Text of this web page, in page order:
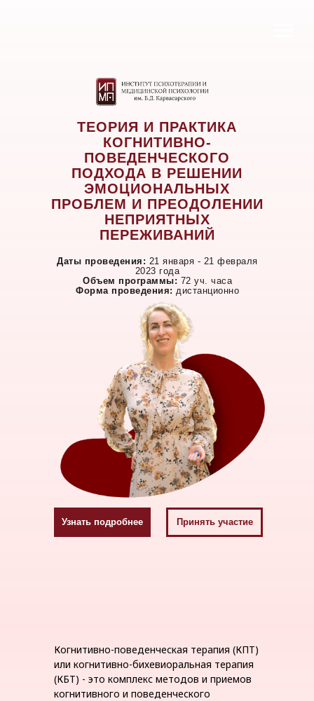
ТЕОРИЯ И ПРАКТИКА
КОГНИТИВНО-
ПОВЕДЕНЧЕСКОГО
ПОДХОДА В РЕШЕНИИ
ЭМОЦИОНАЛЬНЫХ
ПРОБЛЕМ И ПРЕОДОЛЕНИИ
НЕПРИЯТНЫХ
ПЕРЕЖИВАНИЙ
Даты проведения: 21 января - 21 февраля
2023 года
Объем программы: 72 уч. часа
Форма проведения: дистанционно
Узнать подробнее Принять участие
Когнитивно-поведенческая терапия (КПТ)
или когнитивно-бихевиоральная терапия
(КБТ) - это комплекс методов и приемов
когнитивного и поведенческого